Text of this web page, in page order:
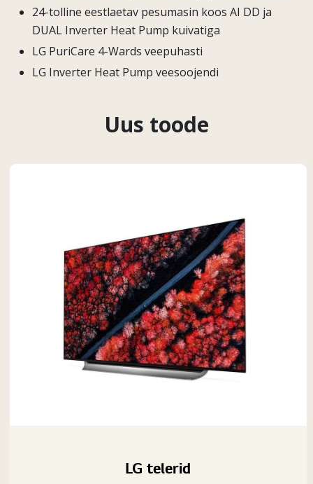
24-tolline eestlaetav pesumasin koos AI DD ja
DUAL Inverter Heat Pump kuivatiga
LG PuriCare 4-Wards veepuhasti
LG Inverter Heat Pump veesoojendi
Uus toode
LG telerid